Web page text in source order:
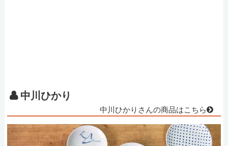
中川ひかり
中川ひかりさんの商品はこちら